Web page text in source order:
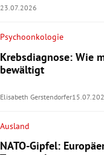
23.07.2026
Psychoonkologie
Krebsdiagnose: Wie
bewältigt
Elisabeth Gerstendorfer
Ausland
NATO-Gipfel: